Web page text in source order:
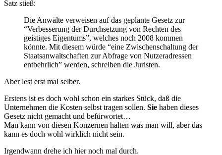
Satz stieß:
Die Anwälte verweisen auf das geplante Gesetz zur
“Verbesserung der Durchsetzung von Rechten des
geistiges Eigentums”, welches noch 2008 kommen
könnte. Mit diesem würde “eine Zwischenschaltung der
Staatsanwaltschaften zur Abfrage von Nutzeradressen
entbehrlich” werden, schreiben die Juristen.
Aber lest erst mal selber.
Erstens ist es doch wohl schon ein starkes Stück, daß die
Unternehmen die Kosten selbst tragen sollen. Sie haben dieses
Gesetz nicht gemacht und befürwortet…
Man kann von diesen Konzernen halten was man will, aber das
kann es doch wohl wirklich nicht sein.
Irgendwann drehe ich hier noch mal durch.